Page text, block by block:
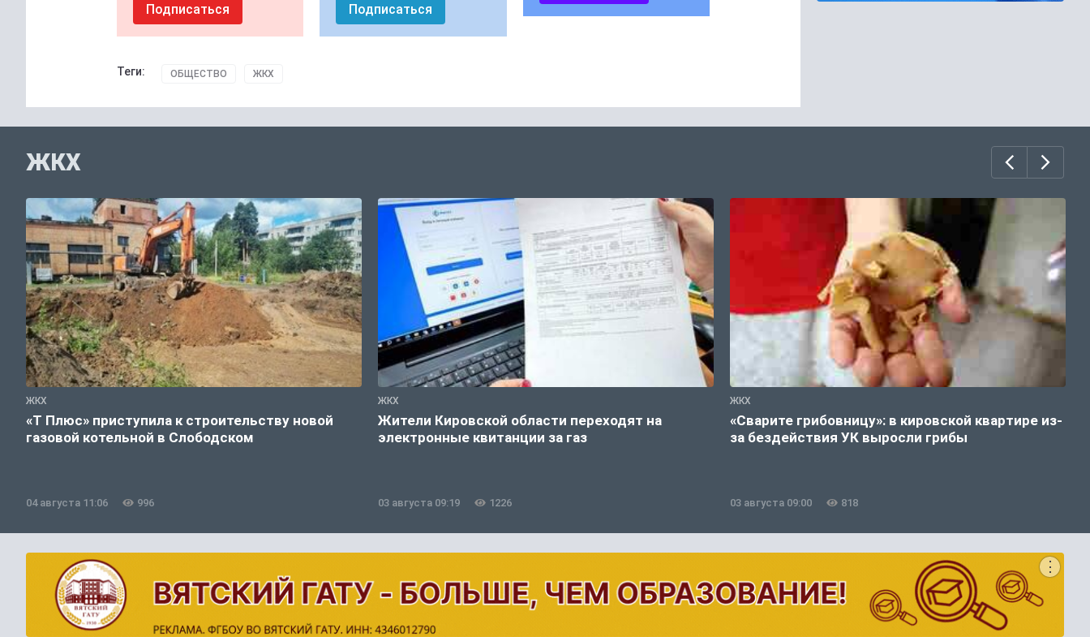
Подписаться Подписаться
Теги: ОБЩЕСТВО ЖКХ
ЖКХ
ЖКХ
«Т Плюс» приступила к строительству новой
газовой котельной в Слободском
04 августа 11:06 996
ЖКХ
Жители Кировской области переходят на
электронные квитанции за газ
03 августа 09:19 1226
ЖКХ
«Сварите грибовницу»: в кировской квартире из-
за бездействия УК выросли грибы
03 августа 09:00 818